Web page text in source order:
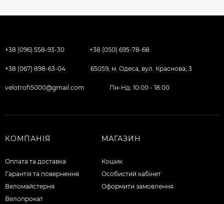
+38 (096) 558-93-30 +38 (050) 695-78-68
+38 (067) 898-63-04 65059, м. Одеса, вул. Краснова, 3
velotrofi5000@gmail.com Пн-Нд: 10:00 - 18:00
КОМПАНІЯ
Оплата та доставка
Гарантія та повернення
Веломайстерня
Велопрокат
МАГАЗИН
Кошик
Особистий кабінет
Оформити замовлення